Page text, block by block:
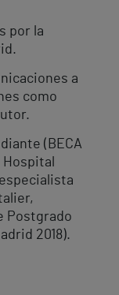
por la
a
como
(BECA
Hospital
Postgrado
2018).